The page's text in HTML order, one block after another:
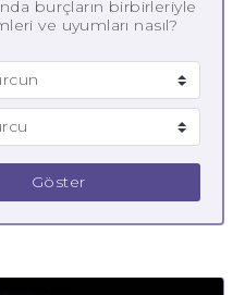
burçların birbirleriyle
ve uyumları nasıl?
Göster